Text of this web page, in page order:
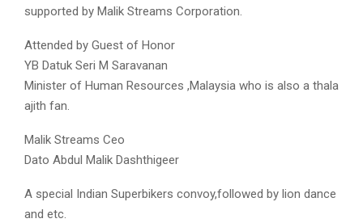
supported by Malik Streams Corporation.
Attended by Guest of Honor
YB Datuk Seri M Saravanan
Minister of Human Resources ,Malaysia who is also a thala
ajith fan.
Malik Streams Ceo
Dato Abdul Malik Dashthigeer
A special Indian Superbikers convoy,followed by lion dance
and etc.